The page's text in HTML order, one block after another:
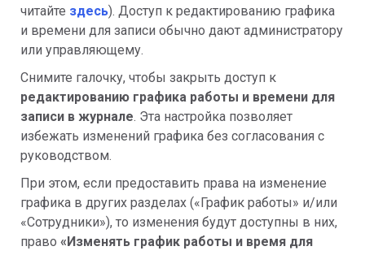
читайте здесь). Доступ к редактированию графика
и времени для записи обычно дают администратору
или управляющему.
Снимите галочку, чтобы закрыть доступ к
редактированию графика работы и времени для
записи в журнале. Эта настройка позволяет
избежать изменений графика без согласования с
руководством.
При этом, если предоставить права на изменение
графика в других разделах («График работы» и/или
«Сотрудники»), то изменения будут доступны в них,
право «Изменять график работы и время для